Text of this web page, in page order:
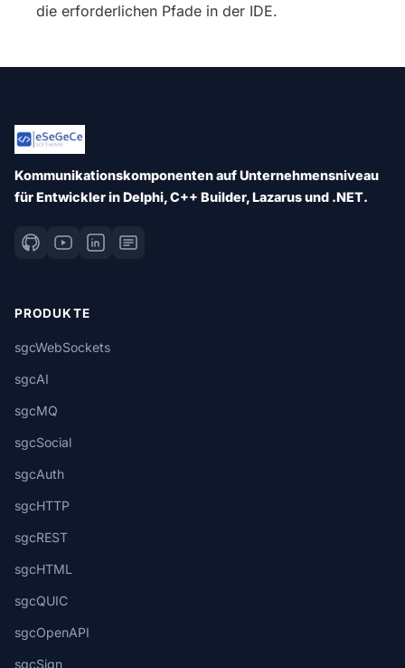
die erforderlichen Pfade in der IDE.
Kommunikationskomponenten auf Unternehmensniveau
für Entwickler in Delphi, C++ Builder, Lazarus und .NET.
PRODUKTE
sgcWebSockets
sgcAI
sgcMQ
sgcSocial
sgcAuth
sgcHTTP
sgcREST
sgcHTML
sgcQUIC
sgcOpenAPI
sgcSign